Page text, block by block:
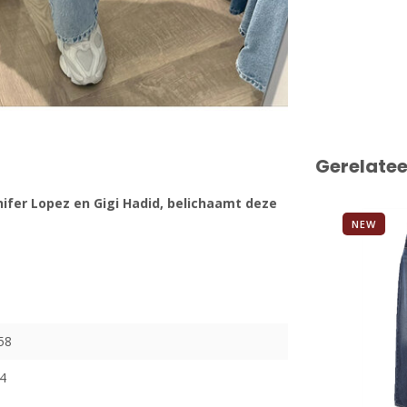
Lopez en Gigi Hadid, belichaamt deze
NEW